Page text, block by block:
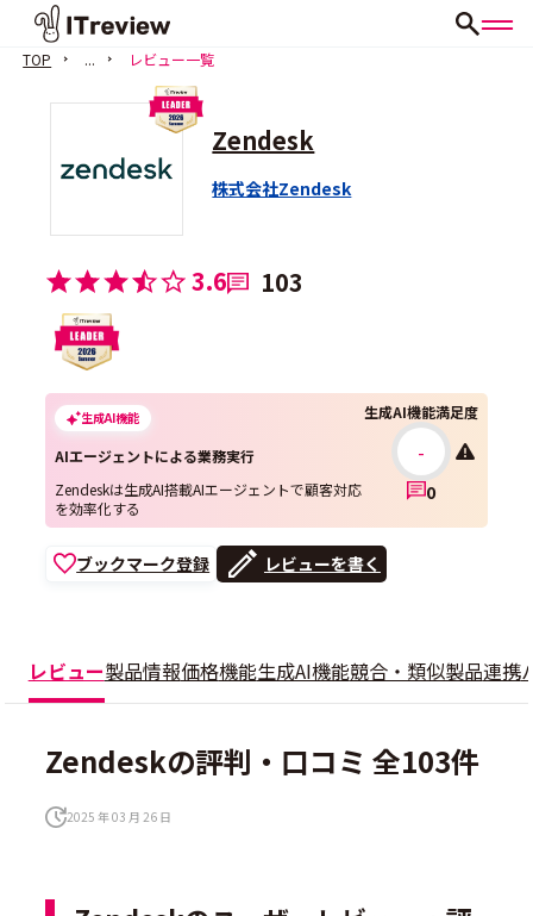
TOP ... レビュー一覧
Zendesk
株式会社Zendesk
3.6 103
生成AI機能
AIエージェントによる業務実行
Zendeskは生成AI搭載AIエージェントで顧客対応
を効率化する
生成AI機能満足度
-
0
ブックマーク登録 レビューを書く
レビュー製品情報価格機能生成AI機能競合・類似製品連携
Zendeskの評判・口コミ 全103件
2025 年 03 月 26 日